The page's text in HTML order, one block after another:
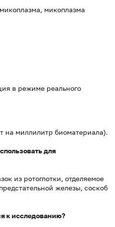
микоплазма
в режиме реального
на миллилитр биоматериала).
для
из ротоглотки, отделяемое
железы, соскоб
к исследованию?